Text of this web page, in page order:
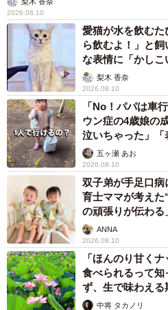
2026.08.10
愛猫が水を飲む
ら飲むよ！」と
な表情に「かしこ
梨木 香奈
2026.08.10
「No！パパは車
ウン症の4歳娘の
泣いちゃった」「
五ヶ瀬 あお
2026.08.10
双子弟が手足口
育士ママが考え
の頑張りが伝わる
ANNA
2026.08.10
「ほんのり甘く
食べられるって
ず、生で味わえる
中将 タカノリ